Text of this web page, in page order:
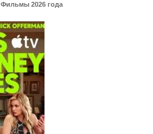
Фильмы 2026 года